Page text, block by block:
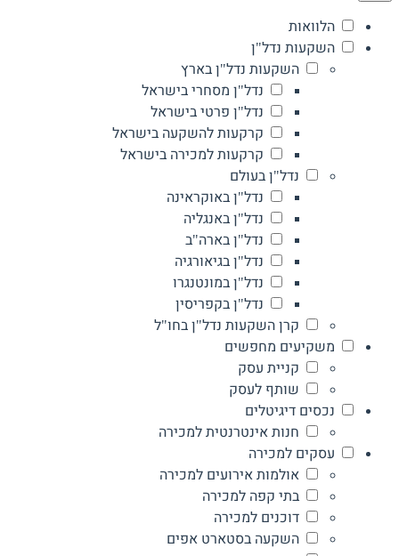
הלוואות
השקעות נדל"ן
השקעות נדל"ן בארץ
נדל"ן מסחרי בישראל
נדל"ן פרטי בישראל
קרקעות להשקעה בישראל
קרקעות למכירה בישראל
נדל"ן בעולם
נדל"ן באוקראינה
נדל"ן באנגליה
נדל"ן בארה"ב
נדל"ן בגיאורגיה
נדל"ן במונטנגרו
נדל"ן בקפריסין
קרן השקעות נדל"ן בחו"ל
משקיעים מחפשים
קניית עסק
שותף לעסק
נכסים דיגיטלים
חנות אינטרנטית למכירה
עסקים למכירה
אולמות אירועים למכירה
בתי קפה למכירה
דוכנים למכירה
השקעה בסטארט אפים